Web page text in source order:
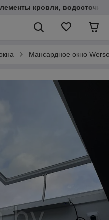
кровли,
Мансардное окно